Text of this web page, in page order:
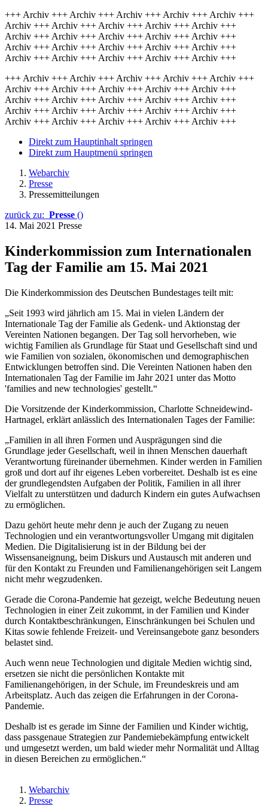
+++ Archiv +++ Archiv +++ Archiv +++ Archiv +++ Archiv +++
Archiv +++ Archiv +++ Archiv +++ Archiv +++ Archiv +++
Archiv +++ Archiv +++ Archiv +++ Archiv +++ Archiv +++
Archiv +++ Archiv +++ Archiv +++ Archiv +++ Archiv +++
Archiv +++ Archiv +++ Archiv +++ Archiv +++ Archiv +++
+++ Archiv +++ Archiv +++ Archiv +++ Archiv +++ Archiv +++
Archiv +++ Archiv +++ Archiv +++ Archiv +++ Archiv +++
Archiv +++ Archiv +++ Archiv +++ Archiv +++ Archiv +++
Archiv +++ Archiv +++ Archiv +++ Archiv +++ Archiv +++
Archiv +++ Archiv +++ Archiv +++ Archiv +++ Archiv +++
Direkt zum Hauptinhalt springen
Direkt zum Hauptmenü springen
Webarchiv
Presse
Pressemitteilungen
zurück zu: Presse ()
14. Mai 2021 Presse
Kinderkommission zum Internationalen
Tag der Familie am 15. Mai 2021
Die Kinderkommission des Deutschen Bundestages teilt mit:
„Seit 1993 wird jährlich am 15. Mai in vielen Ländern der
Internationale Tag der Familie als Gedenk- und Aktionstag der
Vereinten Nationen begangen. Der Tag soll hervorheben, wie
wichtig Familien als Grundlage für Staat und Gesellschaft sind und
wie Familien von sozialen, ökonomischen und demographischen
Entwicklungen betroffen sind. Die Vereinten Nationen haben den
Internationalen Tag der Familie im Jahr 2021 unter das Motto
'families and new technologies' gestellt.“
Die Vorsitzende der Kinderkommission, Charlotte Schneidewind-
Hartnagel, erklärt anlässlich des Internationalen Tages der Familie:
„Familien in all ihren Formen und Ausprägungen sind die
Grundlage jeder Gesellschaft, weil in ihnen Menschen dauerhaft
Verantwortung füreinander übernehmen. Kinder werden in Familien
groß und dort auf ihr eigenes Leben vorbereitet. Deshalb ist es eine
der grundlegendsten Aufgaben der Politik, Familien in all ihrer
Vielfalt zu unterstützen und dadurch Kindern ein gutes Aufwachsen
zu ermöglichen.
Dazu gehört heute mehr denn je auch der Zugang zu neuen
Technologien und ein verantwortungsvoller Umgang mit digitalen
Medien. Die Digitalisierung ist in der Bildung bei der
Wissensaneignung, beim Diskurs und Austausch mit anderen und
für den Kontakt zu Freunden und Familienangehörigen seit Langem
nicht mehr wegzudenken.
Gerade die Corona-Pandemie hat gezeigt, welche Bedeutung neuen
Technologien in einer Zeit zukommt, in der Familien und Kinder
durch Kontaktbeschränkungen, Einschränkungen bei Schulen und
Kitas sowie fehlende Freizeit- und Vereinsangebote ganz besonders
belastet sind.
Auch wenn neue Technologien und digitale Medien wichtig sind,
ersetzen sie nicht die persönlichen Kontakte mit
Familienangehörigen, in der Schule, im Freundeskreis und am
Arbeitsplatz. Auch das zeigen die Erfahrungen in der Corona-
Pandemie.
Deshalb ist es gerade im Sinne der Familien und Kinder wichtig,
dass passgenaue Strategien zur Pandemiebekämpfung entwickelt
und umgesetzt werden, um bald wieder mehr Normalität und Alltag
in diesen Bereichen zu ermöglichen.“
Webarchiv
Presse